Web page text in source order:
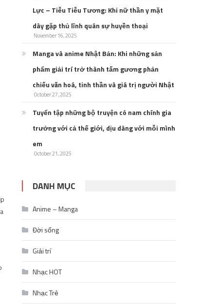
Lực – Tiễu Tiễu Tương: Khi nữ thần y mặt
dày gặp thủ lĩnh quân sự huyền thoại
November 16, 2025
Manga và anime Nhật Bản: Khi những sản
phẩm giải trí trở thành tấm gương phản
chiếu văn hoá, tinh thần và giá trị người Nhật
October 27, 2025
Tuyển tập những bộ truyện có nam chính gia
trưởng với cả thế giới, dịu dàng với mỗi mình
em
October 21, 2025
DANH MỤC
Anime – Manga
Đời sống
Giải trí
Nhạc HOT
Nhạc Trẻ